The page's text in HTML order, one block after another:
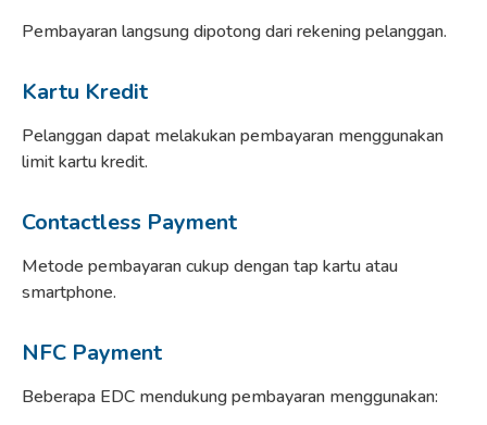
Pembayaran langsung dipotong dari rekening pelanggan.
Kartu Kredit
Pelanggan dapat melakukan pembayaran menggunakan
limit kartu kredit.
Contactless Payment
Metode pembayaran cukup dengan tap kartu atau
smartphone.
NFC Payment
Beberapa EDC mendukung pembayaran menggunakan: